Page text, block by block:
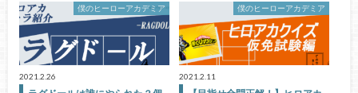
僕のヒーローアカデミア
2021.2.26
僕のヒーローアカデミア
2021.2.11